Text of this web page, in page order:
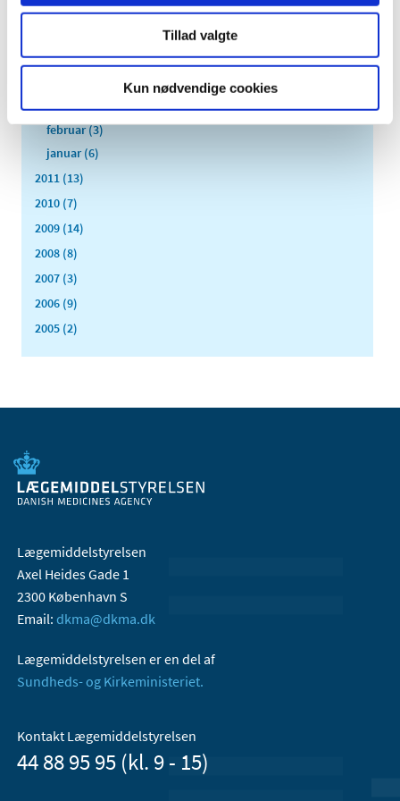
Tillad valgte
Kun nødvendige cookies
juli (5)
maj (1)
marts (3)
februar (3)
januar (6)
2011 (13)
2010 (7)
2009 (14)
2008 (8)
2007 (3)
2006 (9)
2005 (2)
Lægemiddelstyrelsen
Axel Heides Gade 1
2300 København S
Email: dkma@dkma.dk
Lægemiddelstyrelsen er en del af
Sundheds- og Kirkeministeriet.
Kontakt Lægemiddelstyrelsen
44 88 95 95 (kl. 9 - 15)